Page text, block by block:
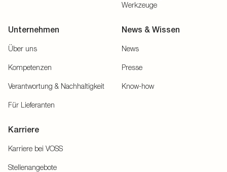
Werkzeuge
Unternehmen
Über uns
Kompetenzen
Verantwortung & Nachhaltigkeit
Für Lieferanten
News & Wissen
News
Presse
Know-how
Karriere
Karriere bei VOSS
Stellenangebote